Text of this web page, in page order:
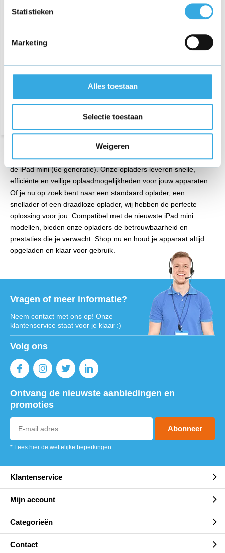
Statistieken
Marketing
Alles toestaan
Selectie toestaan
Weigeren
Charger 20 Watt + USB-C
naar USB-C kabel 2 meter
Ontdek onze uitgebreide collectie Apple iPad Mini opladers voor
de iPad mini (6e generatie). Onze opladers leveren snelle,
efficiënte en veilige oplaadmogelijkheden voor jouw apparaten.
Of je nu op zoek bent naar een standaard oplader, een
snellader of een draadloze oplader, wij hebben de perfecte
oplossing voor jou. Compatibel met de nieuwste iPad mini
modellen, bieden onze opladers de betrouwbaarheid en
prestaties die je verwacht. Shop nu en houd je apparaat altijd
opgeladen en klaar voor gebruik.
Vragen of meer informatie?
Neem contact met ons op! Onze
klantenservice staat voor je klaar :)
Volg ons
Ontvang de nieuwste aanbiedingen en
promoties
Abonneer
* Lees hier de wettelijke beperkingen
Klantenservice
Mijn account
Categorieën
Contact